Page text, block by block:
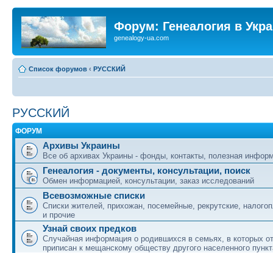
Форум: Генеалогия в
genealogy-ua.com
Список форумов ‹ РУССКИЙ
РУССКИЙ
ФОРУМ
Архивы Украины
Все об архивах Украины - фонды, контакты, полезная
Генеалогия - документы, консультации, поиск
Обмен информацией, консультации, заказ исследований
Всевозможные списки
Списки жителей, прихожан, посемейные, рекрутские,
и прочие
Узнай своих предков
Случайная информация о родившихся в семьях, в которых
приписан к мещанскому обществу другого населенного